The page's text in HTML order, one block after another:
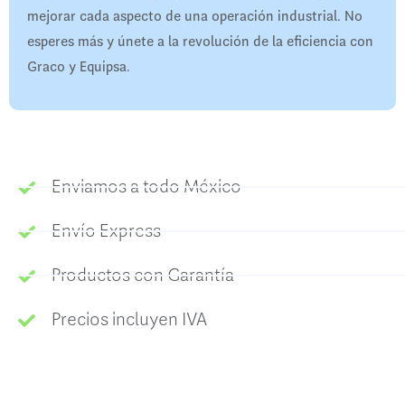
mejorar cada aspecto de una operación industrial. No
esperes más y únete a la revolución de la eficiencia con
Graco y Equipsa.
Enviamos a todo México
Envío Express
Productos con Garantía
Precios incluyen IVA